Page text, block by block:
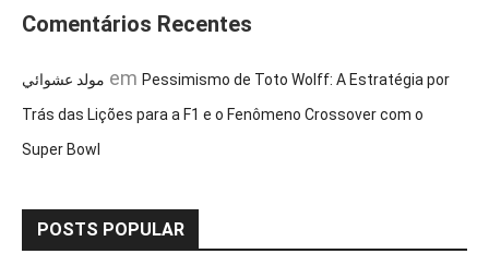
Comentários Recentes
مولد عشوائي em Pessimismo de Toto Wolff: A Estratégia por
Trás das Lições para a F1 e o Fenômeno Crossover com o
Super Bowl
POSTS POPULAR